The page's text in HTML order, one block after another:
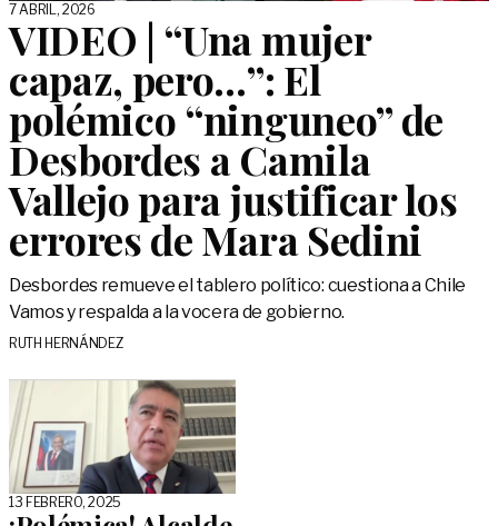
7 ABRIL, 2026
VIDEO | “Una mujer
capaz, pero…”: El
polémico “ninguneo” de
Desbordes a Camila
Vallejo para justificar los
errores de Mara Sedini
Desbordes remueve el tablero político: cuestiona a Chile
Vamos y respalda a la vocera de gobierno.
RUTH HERNÁNDEZ
13 FEBRERO, 2025